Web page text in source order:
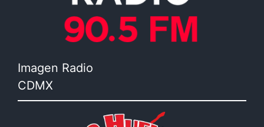
Imagen Radio
CDMX